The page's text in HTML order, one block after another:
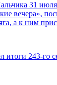
31
вечера»,
а к ним
итоги 243-го